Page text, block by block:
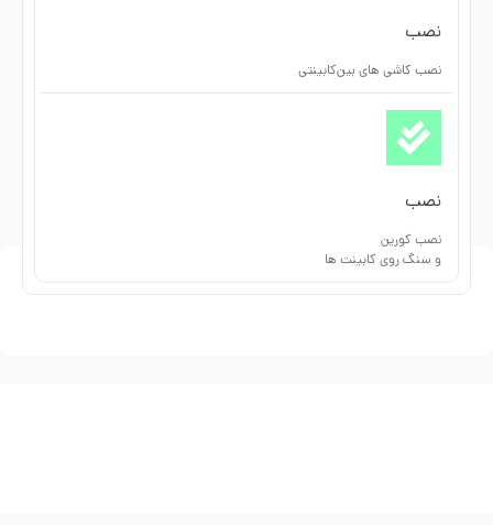
نصب
نصب کاشی های بین‌کابینتی
نصب
نصب کورین
و سنگ روی کابینت ها